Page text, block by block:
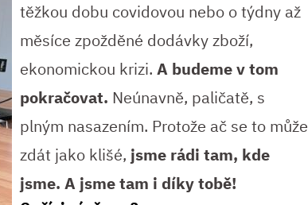
těžkou dobu covidovou nebo o týdny až
měsíce zpožděné dodávky zboží,
ekonomickou krizi. A budeme v tom
pokračovat. Neúnavně, paličatě, s
plným nasazením. Protože ač se to může
zdát jako klišé, jsme rádi tam, kde
jsme. A jsme tam i díky tobě!